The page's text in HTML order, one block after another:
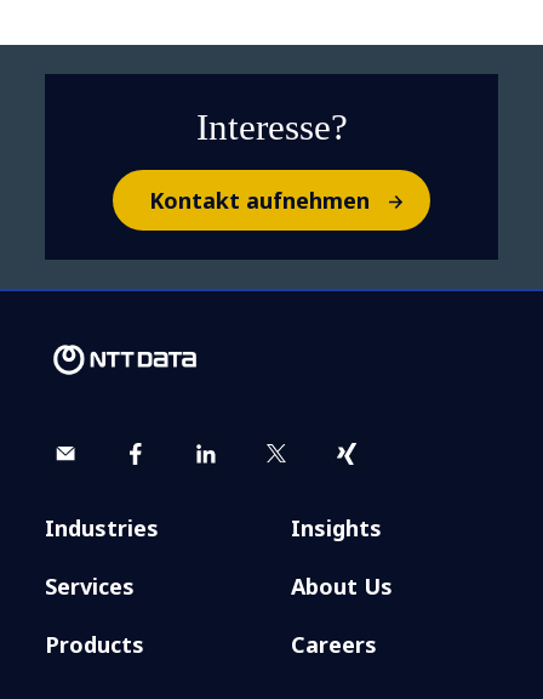
​​Cloud Security: Die Kosten
von Fehlentscheidungen
und die Vorteile einer
richtigen Umsetzung​
Interesse?
Kontakt aufnehmen
Industries
Services
Products
Insights
About Us
Careers